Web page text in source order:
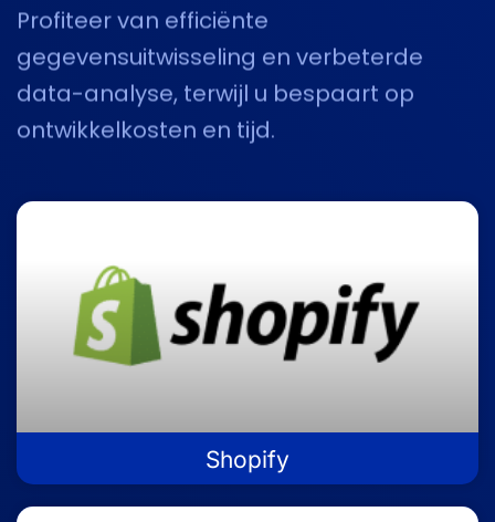
Profiteer van efficiënte
gegevensuitwisseling en verbeterde
data-analyse, terwijl u bespaart op
ontwikkelkosten en tijd.
Shopify